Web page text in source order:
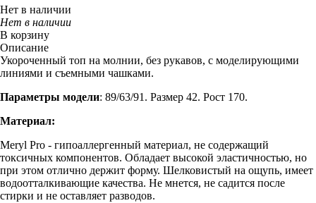
Нет в наличии
Нет в наличии
В корзину
Описание
Укороченный топ на молнии, без рукавов, с моделирующими
линиями и съемными чашками.
Параметры модели: 89/63/91. Размер 42. Рост 170.
Материал:
Meryl Pro - гипоаллергенный материал, не содержащий
токсичных компонентов. Обладает высокой эластичностью, но
при этом отлично держит форму. Шелковистый на ощупь, имеет
водоотталкивающие качества. Не мнется, не садится после
стирки и не оставляет разводов.